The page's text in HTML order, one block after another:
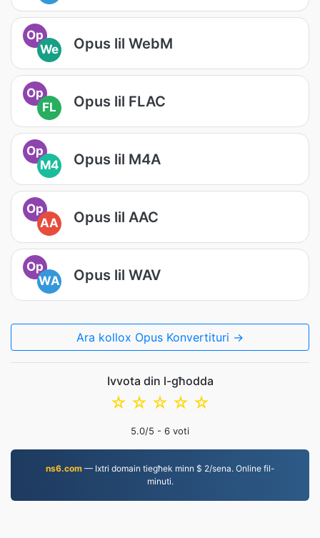
Op
We
Opus lil WebM
Op
FL
Opus lil FLAC
Op
M4
Opus lil M4A
Op
AA
Opus lil AAC
Op
WA
Opus lil WAV
Ara kollox Opus Konvertituri →
Ivvota din l-għodda
☆
☆
☆
☆
☆
5.0/5 - 6 voti
ns6.com— Ixtri domain tiegħek minn $ 2/sena. Online fil-
minuti.